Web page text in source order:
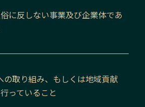
に反しない事業及び企業体であ
の取り組み、もしくは地域貢献
っていること